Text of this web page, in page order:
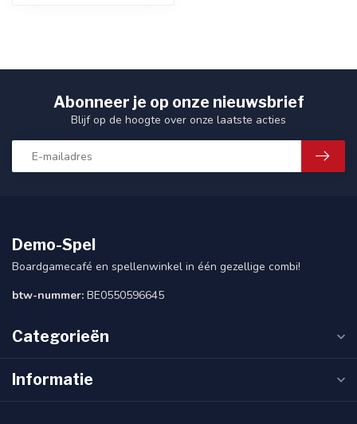
Abonneer je op onze nieuwsbrief
Blijf op de hoogte over onze laatste acties
Demo-Spel
Boardgamecafé en spellenwinkel in één gezellige combi!
btw-nummer: BE0550596645
Categorieën
Informatie